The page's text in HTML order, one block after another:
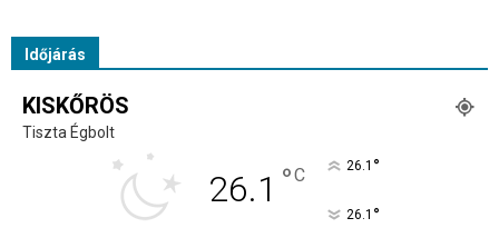
Időjárás
KISKŐRÖS
Tiszta Égbolt
26.1 °C 26.1 °
26.1 °